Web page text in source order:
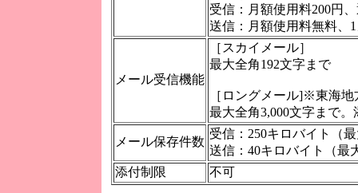
受信：月額使用料200円
送信：月額使用料無料、
メール受信機能
［スカイメール］
最大全角192文字まで
［ロングメール]※東海
最大全角3,000文字まで
メール保存件数
受信：250キロバイト（
送信：40キロバイト（最
添付制限
不可